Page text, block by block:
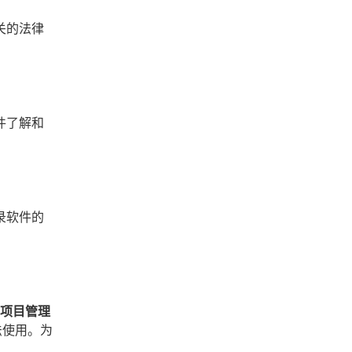
的法律
了解和
软件的
目管理
用。为